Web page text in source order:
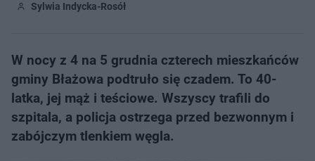
Sylwia Indycka-Rosół
W nocy z 4 na 5 grudnia czterech mieszkańców
gminy Błażowa podtruło się czadem. To 40-
latka, jej mąż i teściowe. Wszyscy trafili do
szpitala, a policja ostrzega przed bezwonnym i
zabójczym tlenkiem węgla.